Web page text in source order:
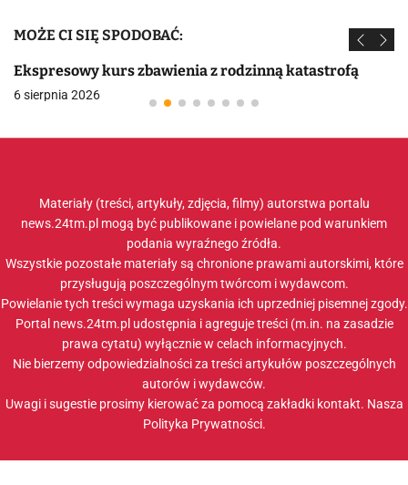
MOŻE CI SIĘ SPODOBAĆ:
Ekspresowy kurs zbawienia z rodzinną katastrofą
6 sierpnia 2026
Materiały (treści, artykuły, zdjęcia, filmy) autorstwa portalu
news.24tm.pl mogą być publikowane i powielane pod warunkiem
podania wyraźnego źródła.
Wszystkie pozostałe materiały są chronione prawami autorskimi, które
przysługują poszczególnym twórcom i wydawcom.
Powielanie tych treści wymaga uzyskania ich uprzedniej pisemnej zgody.
Portal news.24tm.pl udostępnia i agreguje treści (m.in. na zasadzie
prawa cytatu) wyłącznie w celach informacyjnych.
Nie bierzemy odpowiedzialności za treści artykułów poszczególnych
autorów i wydawców.
Uwagi i sugestie prosimy kierować za pomocą zakładki kontakt. Nasza
Polityka Prywatności.